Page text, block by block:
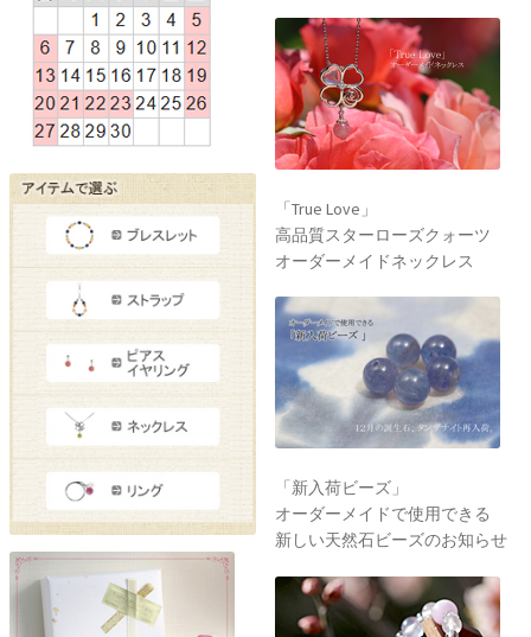
「True Love」
高品質スターローズクォーツ
オーダーメイドネックレス
「新入荷ビーズ」
オーダーメイドで使用できる
新しい天然石ビーズのお知らせ